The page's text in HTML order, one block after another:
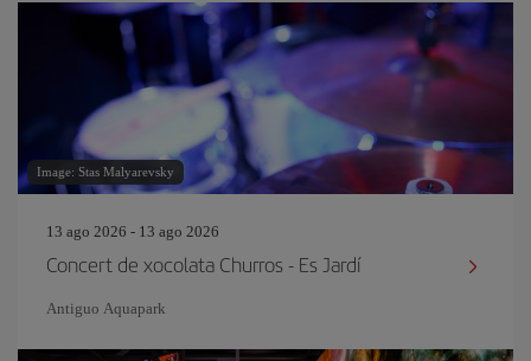
Image: Stas Malyarevsky
13 ago 2026 - 13 ago 2026
Concert de xocolata Churros - Es Jardí
Antiguo Aquapark